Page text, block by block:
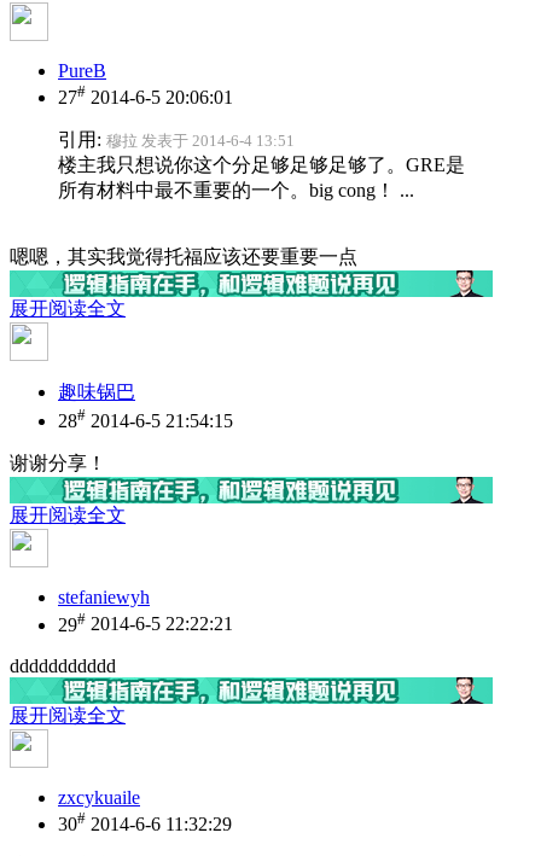
PureB
27# 2014-6-5 20:06:01
引用: 穆拉 发表于 2014-6-4 13:51
楼主我只想说你这个分足够足够足够了。GRE是
所有材料中最不重要的一个。big cong！ ...
嗯嗯，其实我觉得托福应该还要重要一点
展开阅读全文
趣味锅巴
28# 2014-6-5 21:54:15
谢谢分享！
展开阅读全文
stefaniewyh
29# 2014-6-5 22:22:21
ddddddddddd
展开阅读全文
zxcykuaile
30# 2014-6-6 11:32:29